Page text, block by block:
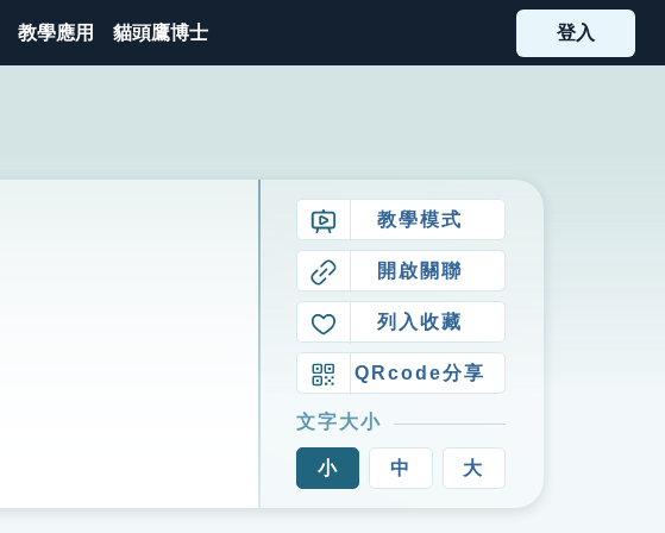
教學應用 貓頭鷹博士 登入
教學模式
開啟關聯
列入收藏
QRcode分享
文字大小
小 中 大